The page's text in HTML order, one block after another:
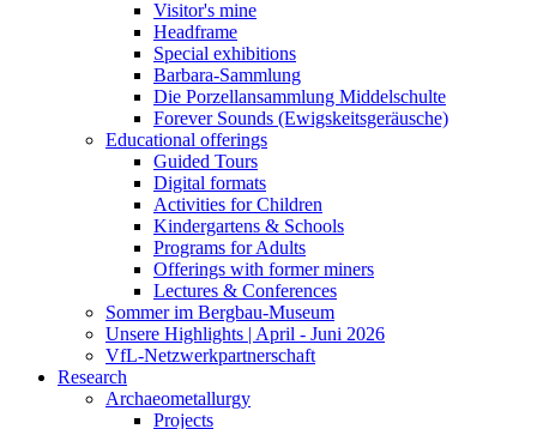
Visitor's mine
Headframe
Special exhibitions
Barbara-Sammlung
Die Porzellansammlung Middelschulte
Forever Sounds (Ewigskeitsgeräusche)
Educational offerings
Guided Tours
Digital formats
Activities for Children
Kindergartens & Schools
Programs for Adults
Offerings with former miners
Lectures & Conferences
Sommer im Bergbau-Museum
Unsere Highlights | April - Juni 2026
VfL-Netzwerkpartnerschaft
Research
Archaeometallurgy
Projects